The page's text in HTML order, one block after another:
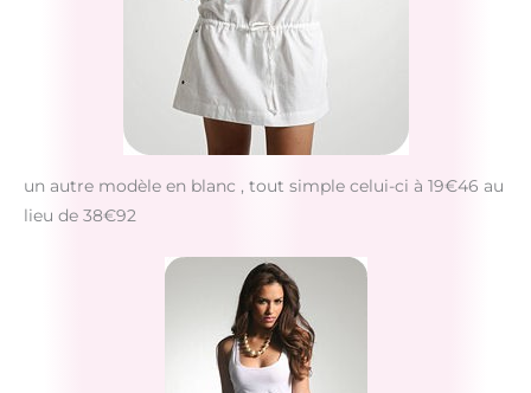
un autre modèle en blanc , tout simple celui-ci à 19€46 au
lieu de 38€92